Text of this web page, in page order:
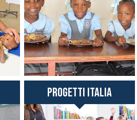
Progetti Italia